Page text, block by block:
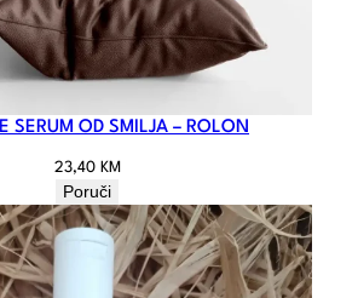
SERUM OD SMILJA – ROLON
23,40 KM
Poruči